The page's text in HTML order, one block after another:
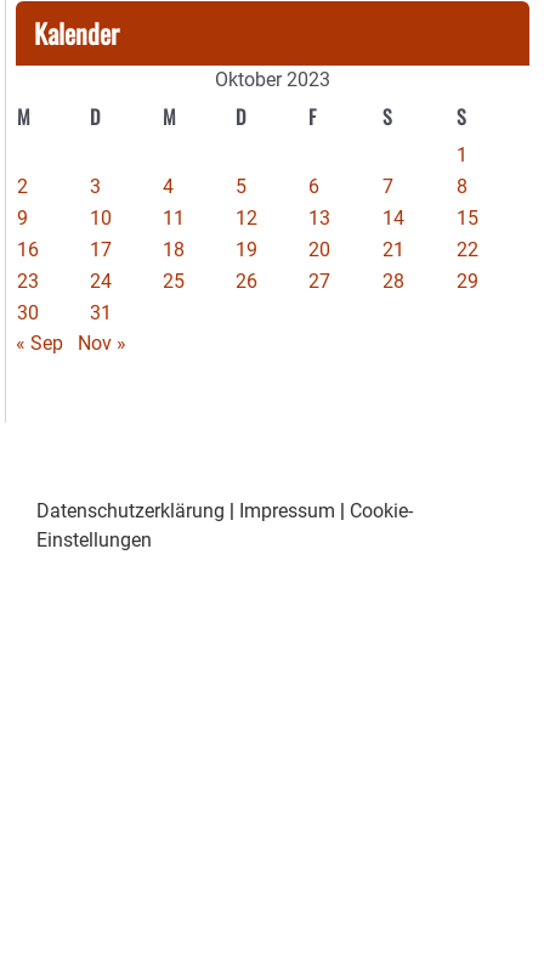
Kalender
Oktober 2023
M D M D F S S
1
2
3 4 5 6 7
8
9
10 11 12 13 14
15
16
17 18 19 20 21
22
23
24 25 26 27 28
29
30
31
« Sep
Nov »
Datenschutzerklärung | Impressum | Cookie-
Einstellungen